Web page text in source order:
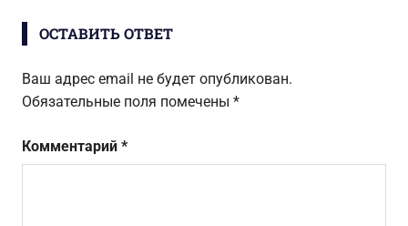
ОСТАВИТЬ ОТВЕТ
Ваш адрес email не будет опубликован.
Обязательные поля помечены *
Комментарий *